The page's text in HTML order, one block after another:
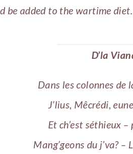
be added to the wartime
D’la
Dans les colonnes de
J’lius, Mêcrédi,
Et ch’est séthieux
Mang’geons du j’va? –